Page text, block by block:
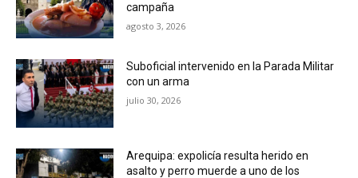
campaña
agosto 3, 2026
Suboficial intervenido en la Parada Militar
con un arma
julio 30, 2026
Arequipa: expolicía resulta herido en
asalto y perro muerde a uno de los